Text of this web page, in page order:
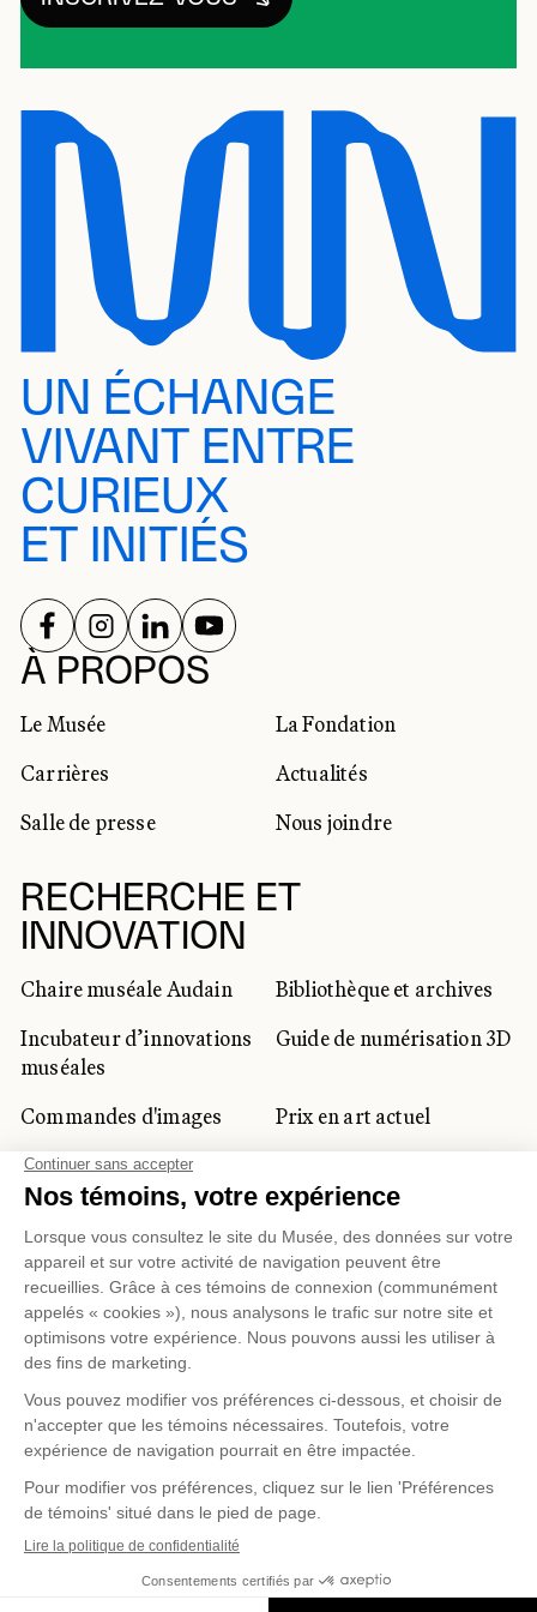
UN ÉCHANGE
VIVANT ENTRE
CURIEUX
ET INITIÉS
À PROPOS
Le Musée
La Fondation
Carrières
Actualités
Salle de presse
Nous joindre
RECHERCHE ET
INNOVATION
Chaire muséale Audain
Bibliothèque et archives
Incubateur d’innovations
muséales
Guide de numérisation 3D
Commandes d'images
Prix en art actuel
Prix Lynne-Cohen
CLIENTÈLE CORPORATIVE
ET PRIVÉE
Location d'espaces
Activités corporatives
professionnels du
tourisme
RÉSEAUX SOCIAUX
SUIVEZ-NOUS SUR
SUIVEZ-NOUS SUR
SUIVEZ-NOUS SUR
SUIVEZ-NOUS SUR
Gestion des témoinsPolitique de confidentialité
Conditions d'utilisation Politique d'achat en ligne
© 2026 MUSÉE NATIONAL DES BEAUX-ARTS DU